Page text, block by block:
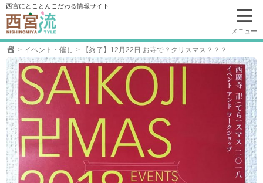
コ
ン
テ
ン
へ
移
動
西宮にとことんこだわる情報サイト
メニュー
イベント・催し 【終了】12月22日 お寺で？クリスマス？？？